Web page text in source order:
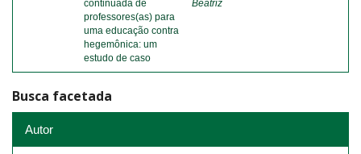
continuada de
professores(as) para
uma educação contra
hegemônica: um
estudo de caso
Beatriz
Busca facetada
Autor